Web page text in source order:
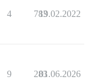
4 783
19.02.2022
9 283
01.06.2026